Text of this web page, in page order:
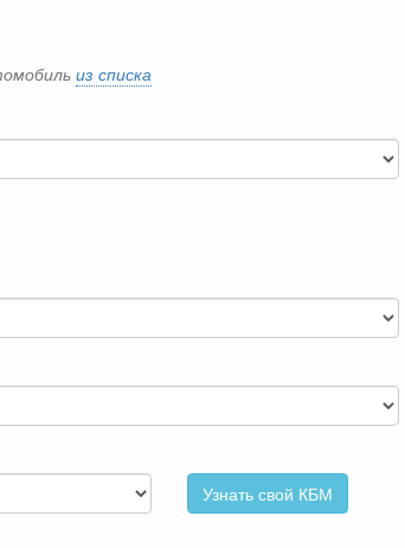
из списка
Узнать свой КБМ